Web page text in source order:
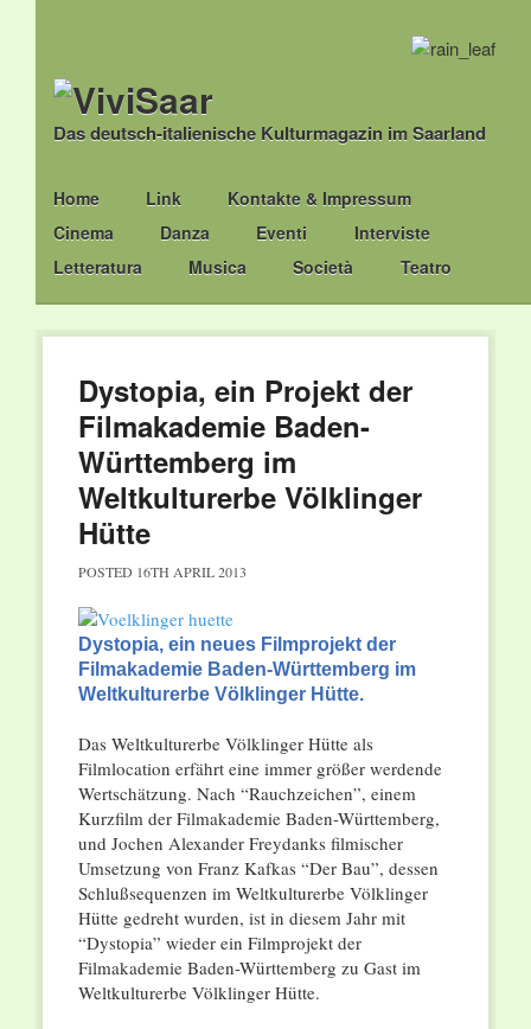
Das deutsch-italienische Kulturmagazin im Saarland
Main menu
Skip
to
content
Home Link
Kontakte & Impressum
Cinema
Danza Eventi
Interviste
Letteratura
Musica Società Teatro
Dystopia, ein Projekt der
Filmakademie Baden-
Württemberg im
Weltkulturerbe Völklinger
Hütte
POSTED 16TH APRIL 2013
Dystopia, ein neues Filmprojekt der
Filmakademie Baden-Württemberg im
Weltkulturerbe Völklinger Hütte.
Das Weltkulturerbe Völklinger Hütte als
Filmlocation erfährt eine immer größer werdende
Wertschätzung. Nach “Rauchzeichen”, einem
Kurzfilm der Filmakademie Baden-Württemberg,
und Jochen Alexander Freydanks filmischer
Umsetzung von Franz Kafkas “Der Bau”, dessen
Schlußsequenzen im Weltkulturerbe Völklinger
Hütte gedreht wurden, ist in diesem Jahr mit
“Dystopia” wieder ein Filmprojekt der
Filmakademie Baden-Württemberg zu Gast im
Weltkulturerbe Völklinger Hütte.